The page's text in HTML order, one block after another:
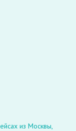
из Москвы,